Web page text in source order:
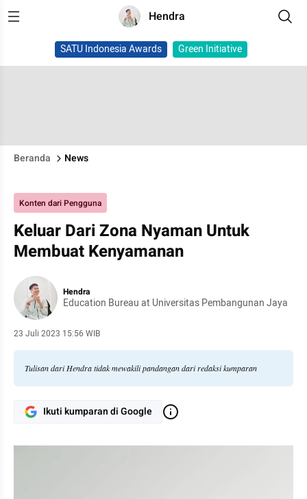
Hendra
SATU Indonesia Awards Green Initiative
Beranda News
Konten dari Pengguna
Keluar Dari Zona Nyaman Untuk
Membuat Kenyamanan
Hendra
Education Bureau at Universitas Pembangunan Jaya
23 Juli 2023 15:56 WIB
Tulisan dari Hendra tidak mewakili pandangan dari redaksi kumparan
Ikuti kumparan di Google